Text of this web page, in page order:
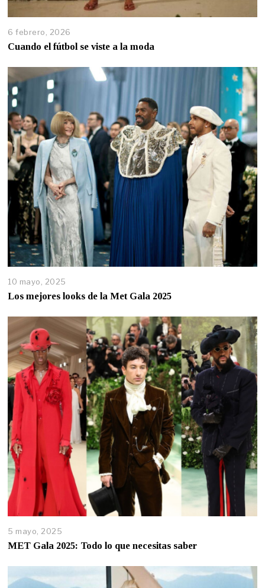
6 febrero, 2026
Cuando el fútbol se viste a la moda
10 mayo, 2025
Los mejores looks de la Met Gala 2025
5 mayo, 2025
MET Gala 2025: Todo lo que necesitas saber